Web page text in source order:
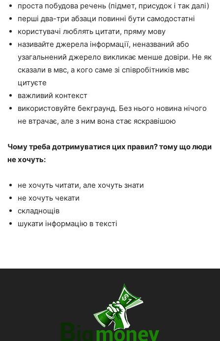
проста побудова речень (підмет, присудок і так далі)
перші два-три абзаци повинні бути самодостатні
користувачі люблять цитати, пряму мову
називайте джерела інформації, неназваний або
узагальнений джерело викликає менше довіри. Не як
сказали в мвс, а кого саме зі співробітників мвс
цитуєте
важливий контекст
використовуйте бекграунд. Без нього новина нічого
не втрачає, але з ним вона стає яскравішою
Чому треба дотримуватися цих правил? тому що люди
не хочуть:
не хочуть читати, але хочуть знати
не хочуть чекати
складнощів
шукати інформацію в тексті